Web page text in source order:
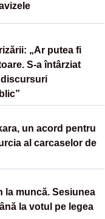
„Ar putea fi
S-a întârziat
un acord pentru
al carcaselor de
la muncă. Sesiunea
la votul pe legea